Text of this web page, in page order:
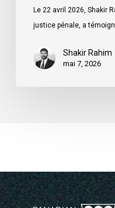
Le 22 avril 2026, Shakir
justice pénale, a
Shakir Rahim
mai 7, 2026